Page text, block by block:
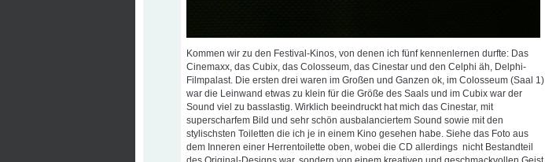
Kommen wir zu den Festival-Kinos, von denen ich fünf kennenlernen durfte: Das
Cinemaxx, das Cubix, das Colosseum, das Cinestar und den Celphi äh, Delphi-
Filmpalast. Die ersten drei waren im Großen und Ganzen ok, im Colosseum (Saal 1)
war die Leinwand etwas zu klein für die Größe des Saals und im Cubix war der
Sound viel zu basslastig. Wirklich beeindruckt hat mich das Cinestar, mit
superscharfem Bild und sehr schön ausbalanciertem Sound sowie mit den
stylischsten Toiletten die ich je in einem Kino gesehen habe. Siehe das Foto aus
dem Inneren einer Herrentoilette oben, wobei die CD allerdings nicht Bestandteil